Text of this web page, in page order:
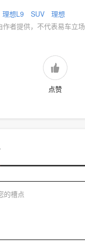
理想L9 SUV
理想
作者提供，不代表易车立场
点赞
的槽点